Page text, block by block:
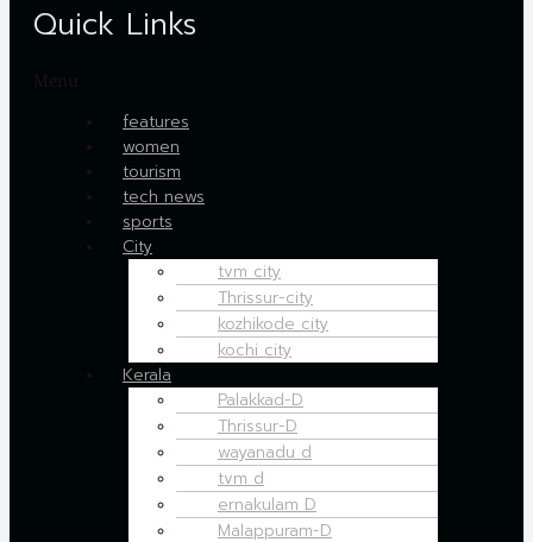
Quick Links
Menu
features
women
tourism
tech news
sports
City
tvm city
Thrissur-city
kozhikode city
kochi city
Kerala
Palakkad-D
Thrissur-D
wayanadu d
tvm d
ernakulam D
Malappuram-D